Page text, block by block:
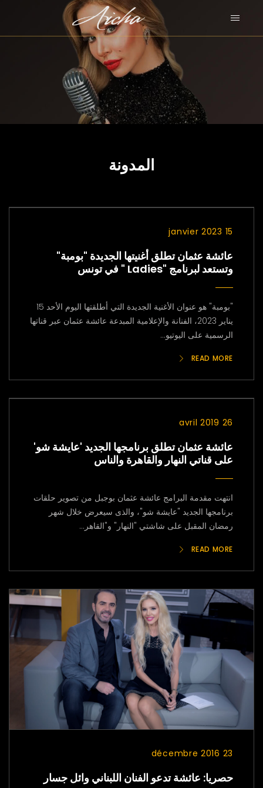
المدونة
15 janvier 2023
عائشة عثمان تطلق أغنيتها الجديدة "بومبة"
وتستعد لبرنامج "Ladies " في تونس
"بومبة" هو عنوان الأغنية الجديدة التي أطلقتها اليوم الأحد 15
يناير 2023، الفنانة والإعلامية المبدعة عائشة عثمان عبر قناتها
الرسمية على اليوتيو...
READ MORE
26 avril 2019
عائشة عثمان تطلق برنامجها الجديد 'عايشة شو'
على قناتي النهار والقاهرة والناس
انتهت مقدمة البرامج عائشة عثمان بوجبل من تصوير حلقات
برنامجها الجديد "عايشة شو"، والذى سيعرض خلال شهر
رمضان المقبل على شاشتي "النهار" و"القاهر...
READ MORE
23 décembre 2016
حصريا: عائشة تدعو الفنان اللبناني وائل جسار